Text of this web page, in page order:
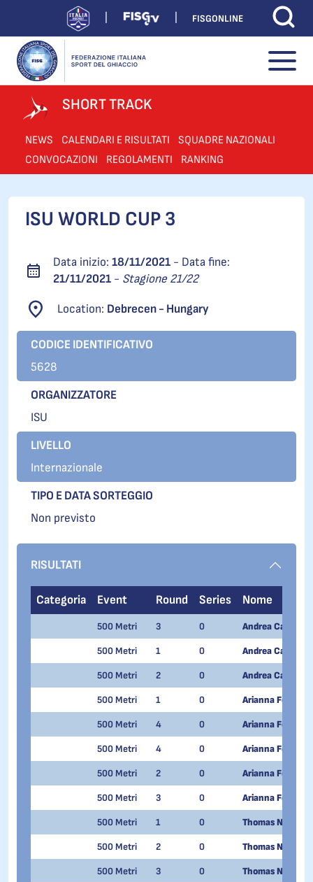
FISGONLINE
SHORT TRACK
NEWS CALENDARI E RISULTATI
SQUADRE NAZIONALI
CONVOCAZIONI
REGOLAMENTI RANKING
ISU WORLD CUP 3
Data inizio: 18/11/2021 - Data fine:
21/11/2021 - Stagione 21/22
Location: Debrecen - Hungary
CODICE IDENTIFICATIVO
5628
ORGANIZZATORE
ISU
LIVELLO
Internazionale
TIPO E DATA SORTEGGIO
Non previsto
RISULTATI
Categoria Event Round Series Nome
500 Metri 3 0 Andrea Cassinelli
500 Metri 1 0 Andrea Cassinelli
500 Metri 2 0 Andrea Cassinelli
500 Metri 1 0 Arianna Fontana
500 Metri 4 0 Arianna Fontana
500 Metri 4 0 Arianna Fontana
500 Metri 2 0 Arianna Fontana
500 Metri 3 0 Arianna Fontana
500 Metri 1 0 Thomas Nadalini
500 Metri 2 0 Thomas Nadalini
500 Metri 3 0 Thomas Nadalini